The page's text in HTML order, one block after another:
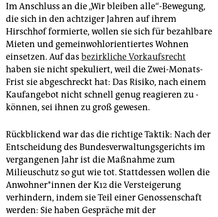
Im Anschluss an die „Wir bleiben alle“-Bewegung,
die sich in den achtziger Jahren auf ihrem
Hirschhof formierte, wollen sie sich für bezahlbare
­Mieten und gemeinwohl­orientiertes Wohnen
einsetzen. Auf das bezirkliche Vorkaufsrecht
haben sie nicht spekuliert, weil die Zwei-Monats-
Frist sie abgeschreckt hat: Das Risiko, nach einem
Kaufangebot nicht schnell genug reagieren zu ­
können, sei ihnen zu groß gewesen.
Rückblickend war das die richtige Taktik: Nach der
Entscheidung des Bundesverwaltungsgerichts im
vergangenen Jahr ist die Maßnahme zum
Milieuschutz so gut wie tot. Stattdessen wollen die
An­woh­ne­r*in­nen der K12 die Versteigerung
verhindern, indem sie Teil einer Genossenschaft
werden: Sie haben Gespräche mit der